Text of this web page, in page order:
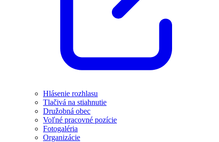
Hlásenie rozhlasu
Tlačivá na stiahnutie
Družobná obec
Voľné pracovné pozície
Fotogaléria
Organizácie